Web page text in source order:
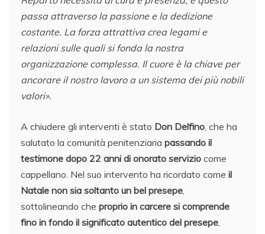
passa attraverso la passione e la dedizione
costante. La forza attrattiva crea legami e
relazioni sulle quali si fonda la nostra
organizzazione complessa. Il cuore è la chiave per
ancorare il nostro lavoro a un sistema dei più nobili
valori».
A chiudere gli interventi è stato Don Delfino, che ha
salutato la comunità penitenziaria passando il
testimone dopo 22 anni di onorato servizio come
cappellano. Nel suo intervento ha ricordato come il
Natale non sia soltanto un bel presepe,
sottolineando che proprio in carcere si comprende
fino in fondo il significato autentico del presepe,